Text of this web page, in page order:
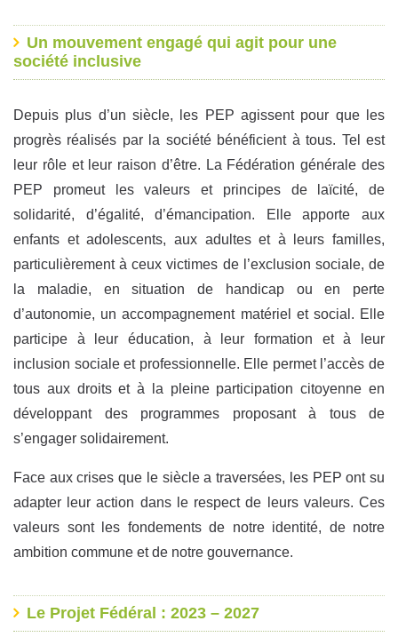
Un mouvement engagé qui agit pour une
société inclusive
Depuis plus d’un siècle, les PEP agissent pour que les
progrès réalisés par la société bénéficient à tous. Tel est
leur rôle et leur raison d’être. La Fédération générale des
PEP promeut les valeurs et principes de laïcité, de
solidarité, d’égalité, d’émancipation. Elle apporte aux
enfants et adolescents, aux adultes et à leurs familles,
particulièrement à ceux victimes de l’exclusion sociale, de
la maladie, en situation de handicap ou en perte
d’autonomie, un accompagnement matériel et social. Elle
participe à leur éducation, à leur formation et à leur
inclusion sociale et professionnelle. Elle permet l’accès de
tous aux droits et à la pleine participation citoyenne en
développant des programmes proposant à tous de
s’engager solidairement.
Face aux crises que le siècle a traversées, les PEP ont su
adapter leur action dans le respect de leurs valeurs. Ces
valeurs sont les fondements de notre identité, de notre
ambition commune et de notre gouvernance.
Le Projet Fédéral : 2023 – 2027